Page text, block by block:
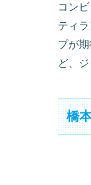
コン
ティ
プが
ど、
橋